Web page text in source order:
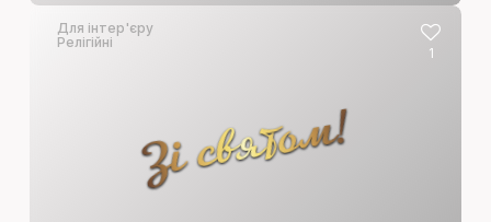
Зі святом!
Для інтер'єру
Релігійні
1